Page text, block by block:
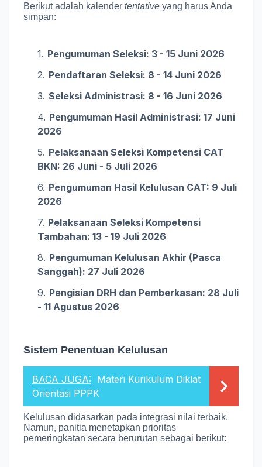
Berikut adalah kalender tentative yang harus Anda
simpan:
Pengumuman Seleksi: 3 - 15 Juni 2026
Pendaftaran Seleksi: 8 - 14 Juni 2026
Seleksi Administrasi: 8 - 16 Juni 2026
Pengumuman Hasil Administrasi: 17 Juni
2026
Pelaksanaan Seleksi Kompetensi CAT
BKN: 26 Juni - 5 Juli 2026
Pengumuman Hasil Kelulusan CAT: 9 Juli
2026
Pelaksanaan Seleksi Kompetensi
Tambahan: 13 - 19 Juli 2026
Pengumuman Kelulusan Akhir (Pasca
Sanggah): 27 Juli 2026
Pengisian DRH dan Pemberkasan: 28 Juli
- 11 Agustus 2026
Sistem Penentuan Kelulusan
BACA JUGA: Materi Kurikulum Diklat
Orientasi PPPK
Kelulusan didasarkan pada integrasi nilai terbaik.
Namun, panitia menetapkan prioritas
pemeringkatan secara berurutan sebagai berikut: